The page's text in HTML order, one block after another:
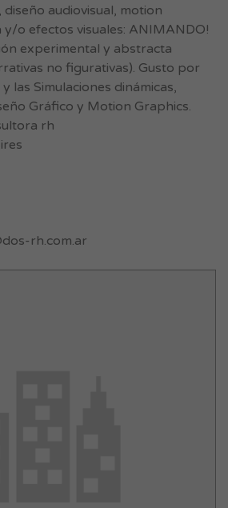
audiovisual, motion
y/o efectos visuales: ANIMANDO!
experimental y abstracta
no figurativas). Gusto por
las Simulaciones dinámicas,
Gráfico y Motion Graphics.
rh
rh.com.ar